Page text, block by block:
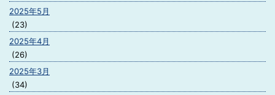
2025年5月
(23)
2025年4月
(26)
2025年3月
(34)